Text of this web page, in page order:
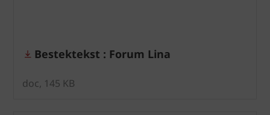
Bestektekst : Forum Lina
doc, 145 KB